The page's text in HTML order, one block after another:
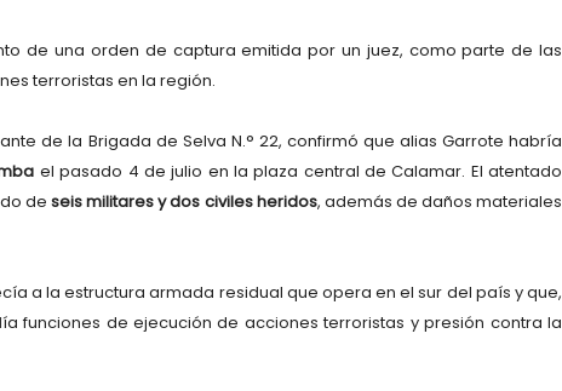
de una orden de captura emitida por un juez, como parte de las
terroristas en la región.
de la Brigada de Selva N.° 22, confirmó que alias Garrote habría
el pasado 4 de julio en la plaza central de Calamar. El atentado
deseis militares y dos civiles heridos, además de daños materiales
a la estructura armada residual que opera en el sur del país y que,
funciones de ejecución de acciones terroristas y presión contra la